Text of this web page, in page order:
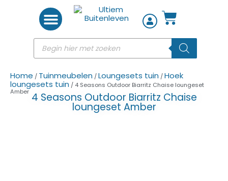
Home / Tuinmeubelen /Loungesets tuin /Hoek
loungesets tuin / 4 Seasons Outdoor Biarritz Chaise loungeset
Amber 4 Seasons Outdoor Biarritz Chaise
loungeset Amber